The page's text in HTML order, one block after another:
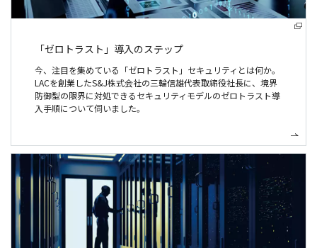
「ゼロトラスト」導入のステップ
今、注目を集めている「ゼロトラスト」セキュリティとは何か。
LACを創業したS&J株式会社の三輪信雄代表取締役社長に、境界
防御型の限界に対処できるセキュリティモデルのゼロトラスト導
入手順について伺いました。